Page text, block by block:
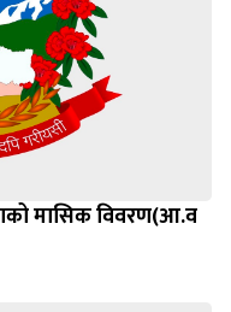
मासिक विवरण(आ.व